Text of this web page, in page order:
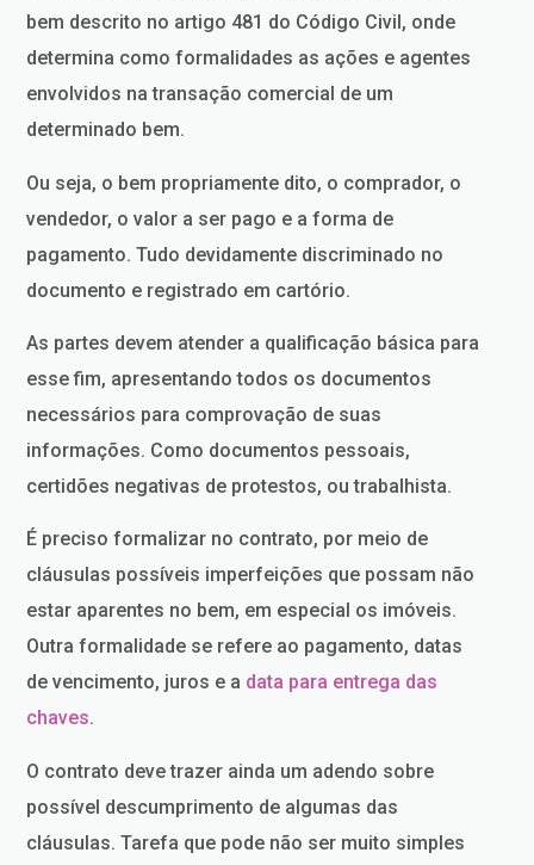
bem descrito no artigo 481 do Código Civil, onde
determina como formalidades as ações e agentes
envolvidos na transação comercial de um
determinado bem.
Ou seja, o bem propriamente dito, o comprador, o
vendedor, o valor a ser pago e a forma de
pagamento. Tudo devidamente discriminado no
documento e registrado em cartório.
As partes devem atender a qualificação básica para
esse fim, apresentando todos os documentos
necessários para comprovação de suas
informações. Como documentos pessoais,
certidões negativas de protestos, ou trabalhista.
É preciso formalizar no contrato, por meio de
cláusulas possíveis imperfeições que possam não
estar aparentes no bem, em especial os imóveis.
Outra formalidade se refere ao pagamento, datas
de vencimento, juros e a data para entrega das
chaves.
O contrato deve trazer ainda um adendo sobre
possível descumprimento de algumas das
cláusulas. Tarefa que pode não ser muito simples